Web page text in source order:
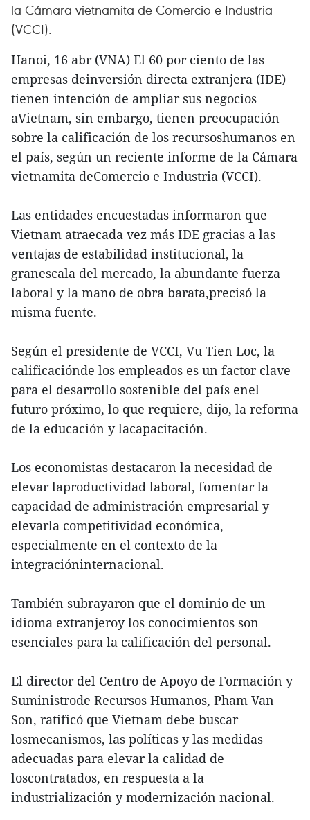
la Cámara vietnamita de Comercio e Industria
(VCCI).
Hanoi, 16 abr (VNA) El 60 por ciento de las
empresas deinversión directa extranjera (IDE)
tienen intención de ampliar sus negocios
aVietnam, sin embargo, tienen preocupación
sobre la calificación de los recursoshumanos en
el país, según un reciente informe de la Cámara
vietnamita deComercio e Industria (VCCI).
Las entidades encuestadas informaron que
Vietnam atraecada vez más IDE gracias a las
ventajas de estabilidad institucional, la
granescala del mercado, la abundante fuerza
laboral y la mano de obra barata,precisó la
misma fuente.
Según el presidente de VCCI, Vu Tien Loc, la
calificaciónde los empleados es un factor clave
para el desarrollo sostenible del país enel
futuro próximo, lo que requiere, dijo, la reforma
de la educación y lacapacitación.
Los economistas destacaron la necesidad de
elevar laproductividad laboral, fomentar la
capacidad de administración empresarial y
elevarla competitividad económica,
especialmente en el contexto de la
integracióninternacional.
También subrayaron que el dominio de un
idioma extranjeroy los conocimientos son
esenciales para la calificación del personal.
El director del Centro de Apoyo de Formación y
Suministrode Recursos Humanos, Pham Van
Son, ratificó que Vietnam debe buscar
losmecanismos, las políticas y las medidas
adecuadas para elevar la calidad de
loscontratados, en respuesta a la
industrialización y modernización nacional.